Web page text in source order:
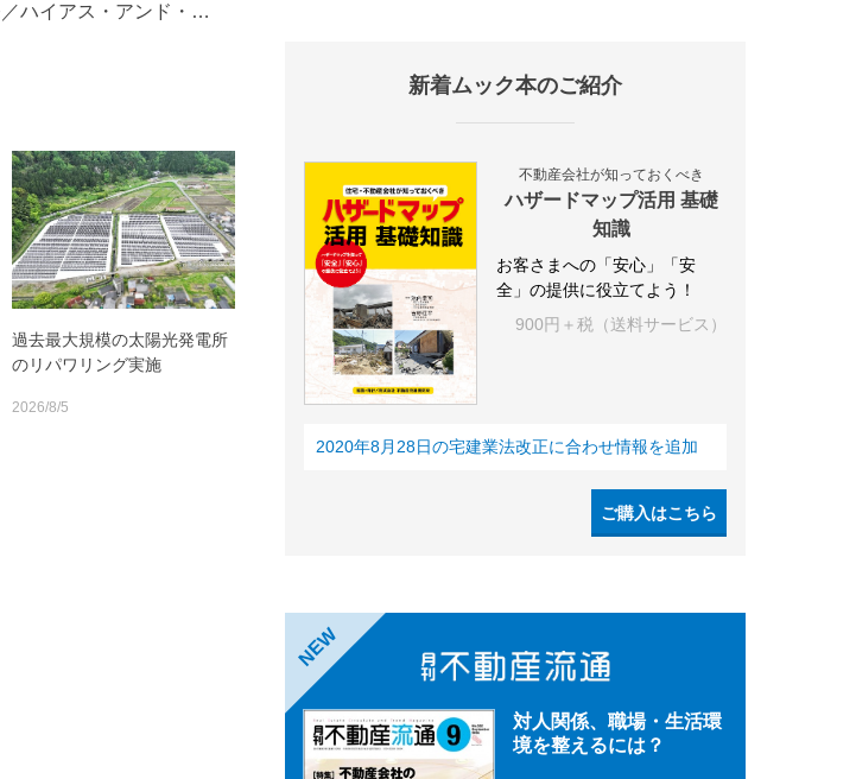
・アンド・カンパニー
過去最大規模の太陽光発電所
のリパワリング実施
2026/8/5
新着ムック本のご紹介
不動産会社が知っておくべき
ハザードマップ活用 基礎
知識
お客さまへの「安心」「安
全」の提供に役立てよう！
900円＋税（送料サービス）
2020年8月28日の宅建業法改正に合わせ情報を追加
ご購入はこちら
NEW
対人関係、職場・生活環
境を整えるには？